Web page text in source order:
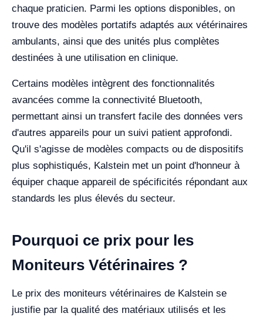
chaque praticien. Parmi les options disponibles, on
trouve des modèles portatifs adaptés aux vétérinaires
ambulants, ainsi que des unités plus complètes
destinées à une utilisation en clinique.
Certains modèles intègrent des fonctionnalités
avancées comme la connectivité Bluetooth,
permettant ainsi un transfert facile des données vers
d'autres appareils pour un suivi patient approfondi.
Qu'il s'agisse de modèles compacts ou de dispositifs
plus sophistiqués, Kalstein met un point d'honneur à
équiper chaque appareil de spécificités répondant aux
standards les plus élevés du secteur.
Pourquoi ce prix pour les
Moniteurs Vétérinaires ?
Le prix des moniteurs vétérinaires de Kalstein se
justifie par la qualité des matériaux utilisés et les